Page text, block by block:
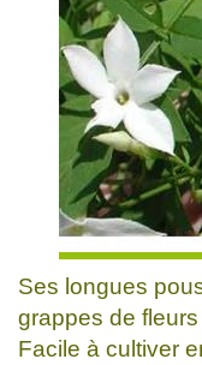
Ses longues
grappes de
Facile à cultiver